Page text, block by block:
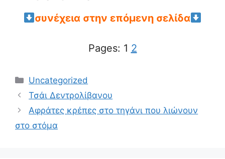
συνέχεια στην επόμενη σελίδα
Pages: 1 2
Categories
Uncategorized
Τσάι Δεντρολίβανου
Αφράτες κρέπες στο τηγάνι που λιώνουν
στο στόμα